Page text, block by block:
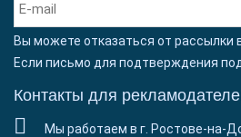
Вы можете отказаться от рассылки
Если письмо для подтверждения
Контакты для
Мы работаем в г. Ростове-на-